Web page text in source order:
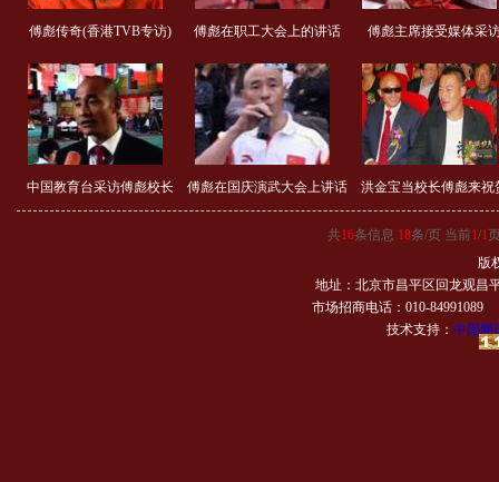
傅彪传奇(香港TVB专访) 傅彪在职工大会上的讲话 傅彪主席接受媒体采
中国教育台采访傅彪校长 傅彪在国庆演武大会上讲话 洪金宝当校长傅彪来祝
共16条信息 18条/页 当前1/1
版
地址：北京市昌平区回龙观昌
市场招商电话：010-84991089
技术支持： 中国网